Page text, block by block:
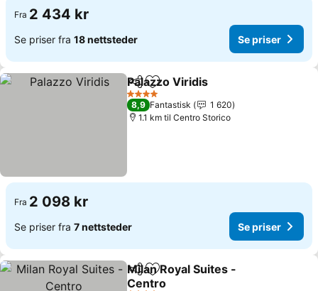
Fra 2 434 kr
Se priser fra 18 nettsteder Se priser
Del Legg til i favoritter
Palazzo Viridis
4 Stjerner
8,9 Fantastisk
1 620
1.1 km til Centro Storico
Fra 2 098 kr
Se priser fra 7 nettsteder Se priser
Del Legg til i favoritter
Milan Royal Suites -
Centro